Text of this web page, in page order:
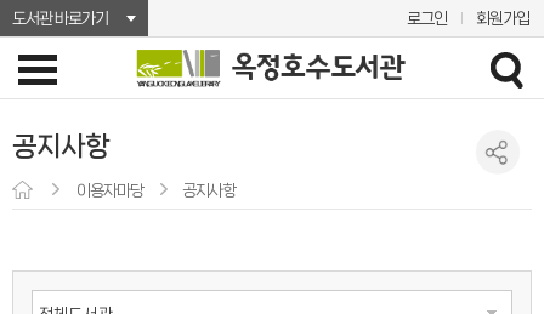
도서관 바로가기 로그인 회원가입
공지사항
이용자마당 공지사항